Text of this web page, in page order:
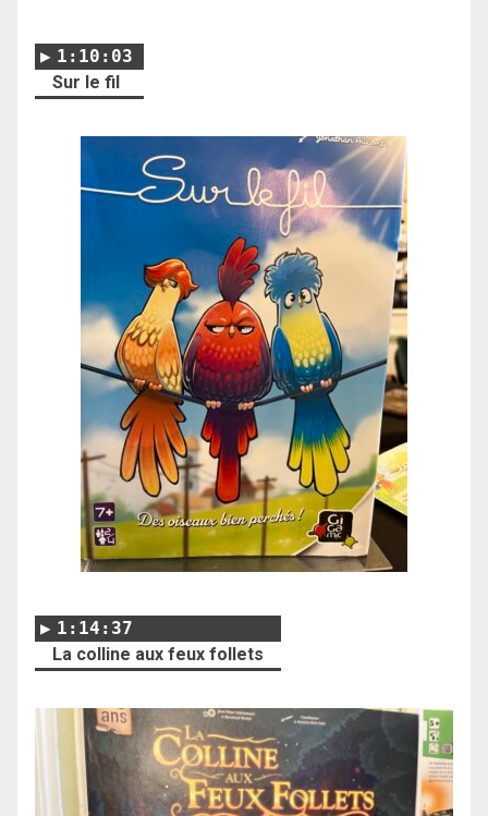
1:10:03
Sur le fil
1:14:37
La colline aux feux follets